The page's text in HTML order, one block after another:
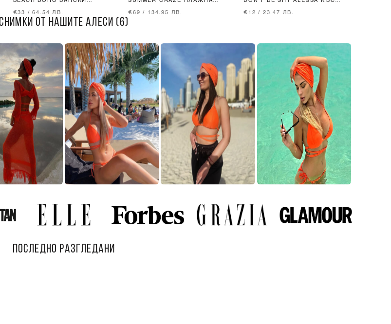
€33 / 64.54 ЛВ.
€69 / 134.95 ЛВ.
€12 / 23.47 ЛВ.
ОТ НАШИТЕ АЛЕСИ (6)
ПОСЛЕДНО РАЗГЛЕДАНИ